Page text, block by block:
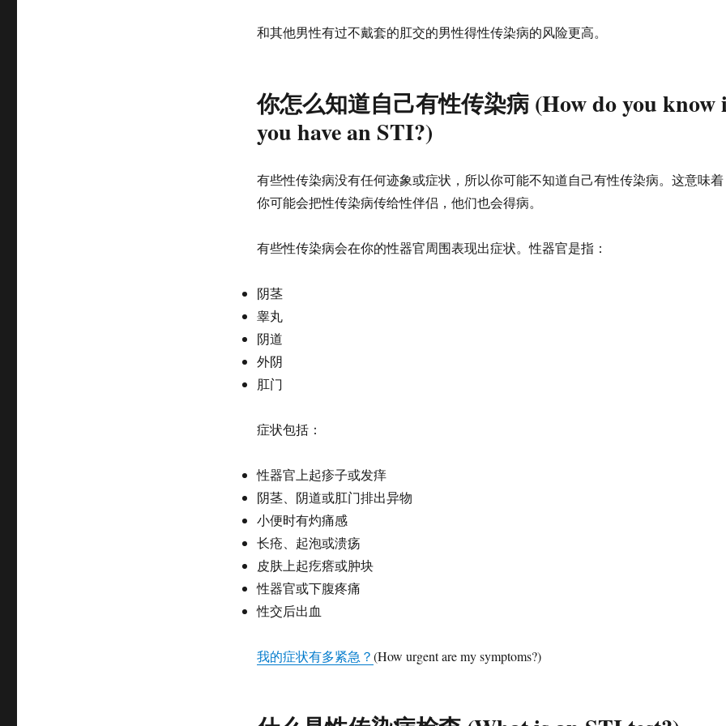
和其他男性有过不戴套的肛交的男性得性传染病的风险更高。
你怎么知道自己有性传染病 (How do you know
you have an STI?)
有些性传染病没有任何迹象或症状，所以你可能不知道自己有性传染病。这意味着
你可能会把性传染病传给性伴侣，他们也会得病。
有些性传染病会在你的性器官周围表现出症状。性器官是指：
阴茎
睾丸
阴道
外阴
肛门
症状包括：
性器官上起疹子或发痒
阴茎、阴道或肛门排出异物
小便时有灼痛感
长疮、起泡或溃疡
皮肤上起疙瘩或肿块
性器官或下腹疼痛
性交后出血
我的症状有多紧急？(How urgent are my symptoms?)